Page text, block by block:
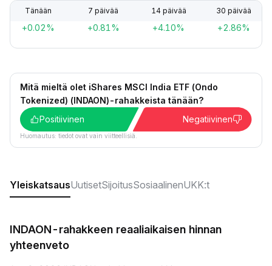
Tänään 7 päivää 14 päivää 30 päivää
+0.02% +0.81% +4.10% +2.86%
Mitä mieltä olet iShares MSCI India ETF (Ondo
Tokenized) (INDAON)-rahakkeista tänään?
Positiivinen
Negatiivinen
Huomautus: tiedot ovat vain viitteellisiä.
YleiskatsausUutisetSijoitusSosiaalinenUKK:t
INDAON-rahakkeen reaaliaikaisen hinnan
yhteenveto